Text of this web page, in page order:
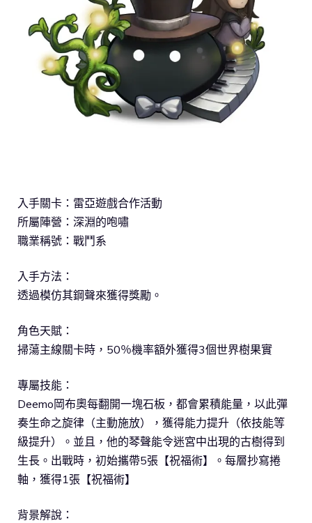
入手關卡：雷亞遊戲合作活動
所屬陣營：深淵的咆嘯
職業稱號：戰鬥系
入手方法：
透過模仿其鋼聲來獲得獎勵。
角色天賦：
掃蕩主線關卡時，50％機率額外獲得3個世界樹果實
專屬技能：
Deemo岡布奧每翻開一塊石板，都會累積能量，以此彈
奏生命之旋律（主動施放），獲得能力提升（依技能等
級提升）。並且，他的琴聲能令迷宮中出現的古樹得到
生長。出戰時，初始攜帶5張【祝福術】。每層抄寫捲
軸，獲得1張【祝福術】
背景解說：